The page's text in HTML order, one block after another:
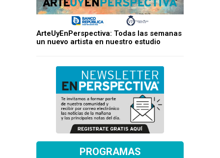
ArteUyEnPerspectiva: Todas las semanas
un nuevo artista en nuestro estudio
PROGRAMAS